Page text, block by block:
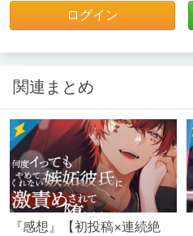
ログイン
関連まとめ
『感想』【初投稿×連続絶